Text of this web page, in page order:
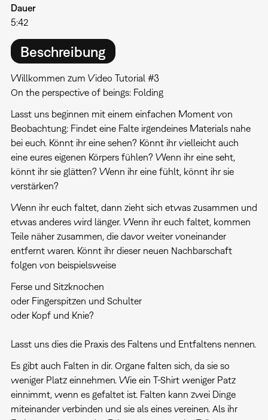
Dauer
5:42
Beschreibung
Willkommen zum Video Tutorial #3
On the perspective of beings: Folding
Lasst uns beginnen mit einem einfachen Moment von
Beobachtung: Findet eine Falte irgendeines Materials nahe
bei euch. Könnt ihr eine sehen? Könnt ihr vielleicht auch
eine eures eigenen Körpers fühlen? Wenn ihr eine seht,
könnt ihr sie glätten? Wenn ihr eine fühlt, könnt ihr sie
verstärken?
Wenn ihr euch faltet, dann zieht sich etwas zusammen und
etwas anderes wird länger. Wenn ihr euch faltet, kommen
Teile näher zusammen, die davor weiter voneinander
entfernt waren. Könnt ihr dieser neuen Nachbarschaft
folgen von beispielsweise
Ferse und Sitzknochen
oder Fingerspitzen und Schulter
oder Kopf und Knie?
Lasst uns dies die Praxis des Faltens und Entfaltens nennen.
Es gibt auch Falten in dir. Organe falten sich, da sie so
weniger Platz einnehmen. Wie ein T-Shirt weniger Patz
einnimmt, wenn es gefaltet ist. Falten kann zwei Dinge
miteinander verbinden und sie als eines vereinen. Als ihr